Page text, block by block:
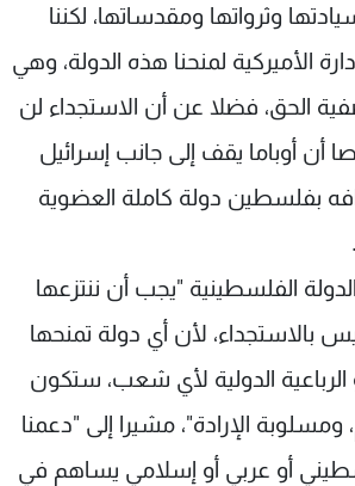
وثرواتها ومقدساتها، لكننا
الأميركية لمنحنا هذه الدولة، وهي
الحق، فضلا عن أن الاستجداء لن
أن أوباما يقف إلى جانب إسرائيل
بفلسطين دولة كاملة العضوية
الفلسطينية "يجب أن ننتزعها
بالاستجداء، لأن أي دولة تمنحها
الرباعية الدولية لأي شعب، ستكون
الإرادة"، مشيرا إلى "دعمنا
أو عربي أو إسلامي يساهم في